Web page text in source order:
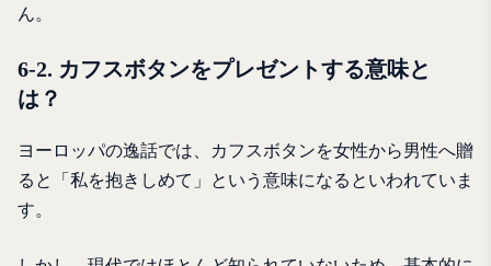
ん。
6-2. カフスボタンをプレゼントする意味と
は？
ヨーロッパの逸話では、カフスボタンを女性から男性へ贈
ると「私を抱きしめて」という意味になるといわれていま
す。